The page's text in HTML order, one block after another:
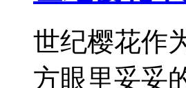
世纪樱花作
方眼里妥妥